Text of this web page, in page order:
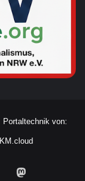
Portaltechnik von:
Telegram